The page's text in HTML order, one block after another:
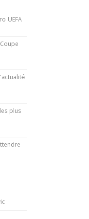
UEFA
plus